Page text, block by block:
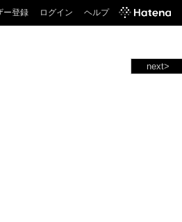
ー登録 ログイン ヘルプ
next>